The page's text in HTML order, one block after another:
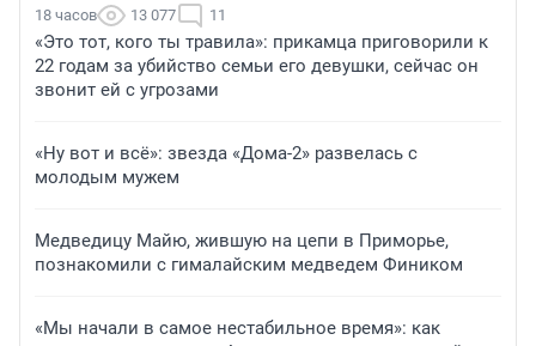
18 часов 13 077 11
«Это тот, кого ты травила»: прикамца приговорили к
22 годам за убийство семьи его девушки, сейчас он
звонит ей с угрозами
«Ну вот и всё»: звезда «Дома-2» развелась с
молодым мужем
Медведицу Майю, жившую на цепи в Приморье,
познакомили с гималайским медведем Фиником
«Мы начали в самое нестабильное время»: как